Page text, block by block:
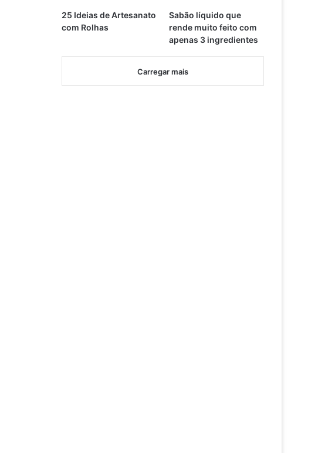
25 Ideias de Artesanato
com Rolhas
Sabão líquido que
rende muito feito com
apenas 3 ingredientes
Carregar mais